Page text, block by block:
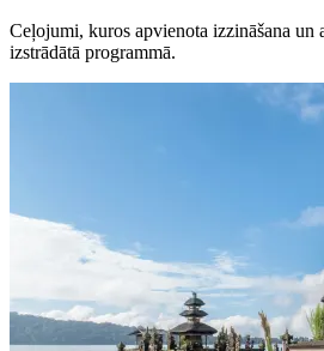
Ceļojumi, kuros apvienota izzināšana un
izstrādātā programmā.